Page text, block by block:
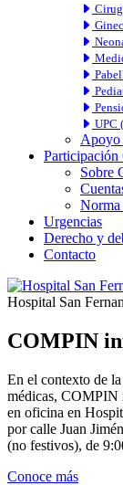
UPC
Apoyo
Participación
Sobre
Norma
Urgencias
Derecho y
Contacto
Hospital San
COMPIN
En el contexto de
médicas, COMPIN
en oficina en
por calle Juan
(no festivos), de
Conoce más